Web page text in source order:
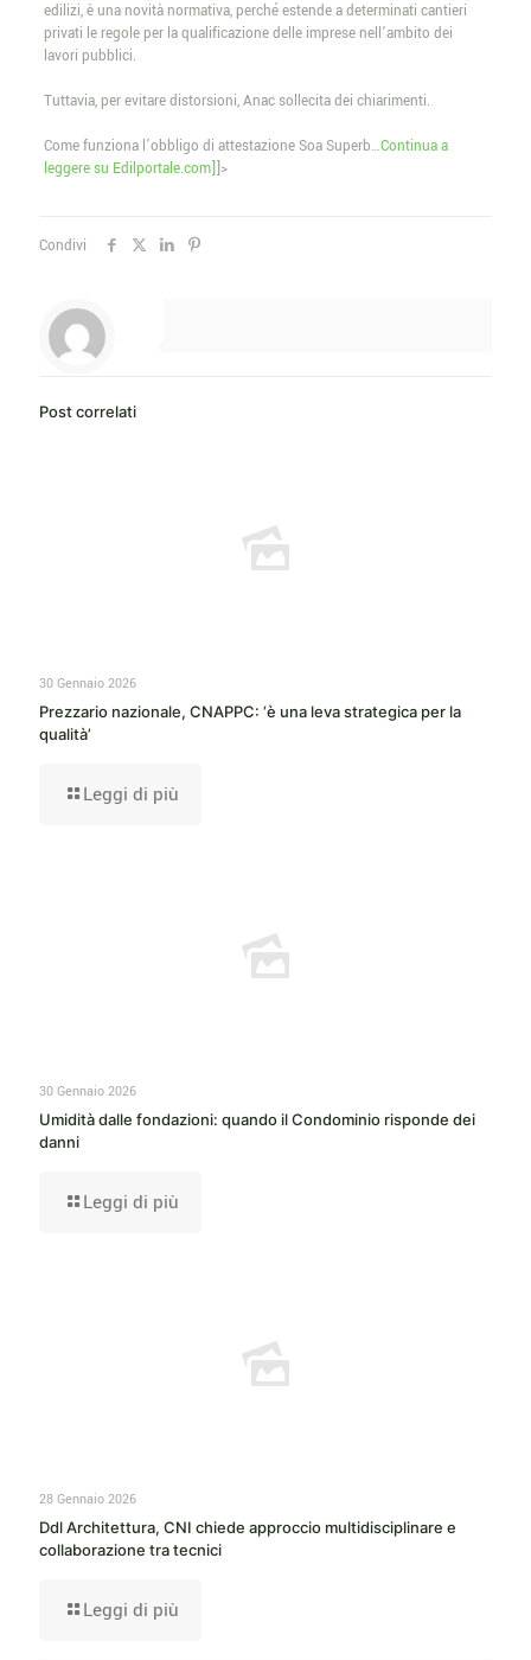
edilizi, è una novità normativa, perché estende a determinati cantieri
privati le regole per la qualificazione delle imprese nell’ambito dei
lavori pubblici.
Tuttavia, per evitare distorsioni, Anac sollecita dei chiarimenti.
Come funziona l’obbligo di attestazione Soa Superb…Continua a
leggere su Edilportale.com]]>
Condivi
Post correlati
30 Gennaio 2026
Prezzario nazionale, CNAPPC: ‘è una leva strategica per la
qualità’
Leggi di più
30 Gennaio 2026
Umidità dalle fondazioni: quando il Condominio risponde dei
danni
Leggi di più
28 Gennaio 2026
Ddl Architettura, CNI chiede approccio multidisciplinare e
collaborazione tra tecnici
Leggi di più